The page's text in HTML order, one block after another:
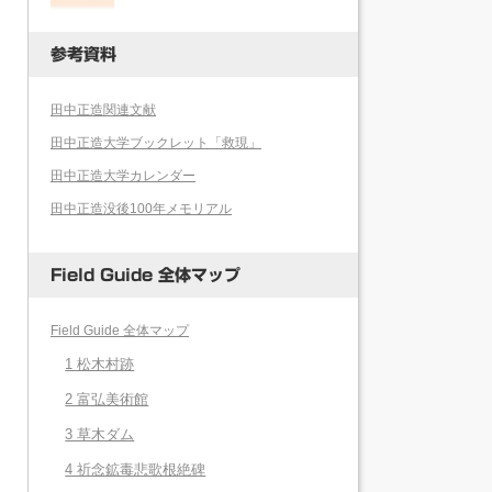
参考資料
田中正造関連文献
田中正造大学ブックレット「救現」
田中正造大学カレンダー
田中正造没後100年メモリアル
Field Guide 全体マップ
Field Guide 全体マップ
1 松木村跡
2 富弘美術館
3 草木ダム
4 祈念鉱毒悲歌根絶碑